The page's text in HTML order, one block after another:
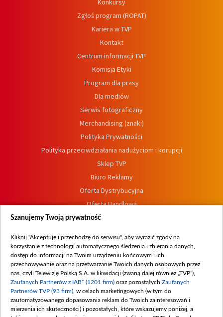
Konkursy
Zgłoś program (ROPAT)
Kariera w TVP
Kontakt
Centrum informacji TVP
Komisja Etyki
Program dla prasy
Dla mediów
Serwis fotograficzny
Merchandising (znaki)
Polityka Prywatności
Polityka przeciwdziałania nadużyciom i korupcji
Sklep TVP
Biuro Reklamy
Oferta Dystrybucyjna
Oferta Handlowa
Dostępność
Procedura zgłoszeń wewnętrznych
Szanujemy Twoją prywatność
Kliknij "Akceptuję i przechodzę do serwisu", aby wyrazić zgody na
korzystanie z technologii automatycznego śledzenia i zbierania danych,
dostęp do informacji na Twoim urządzeniu końcowym i ich
przechowywanie oraz na przetwarzanie Twoich danych osobowych przez
nas, czyli Telewizję Polską S.A. w likwidacji (zwaną dalej również „TVP”),
Zaufanych Partnerów z IAB* (1201 firm) oraz pozostałych Zaufanych
Partnerów TVP (93 firm) , w celach marketingowych (w tym do
zautomatyzowanego dopasowania reklam do Twoich zainteresowań i
mierzenia ich skuteczności) i pozostałych, które wskazujemy poniżej, a